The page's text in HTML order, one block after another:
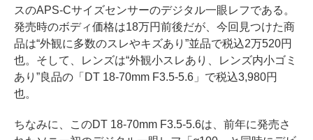
スのAPS-Cサイズセンサーのデジタル一眼レフである。
発売時のボディ価格は18万円前後だが、今回見つけた商
品は“外観に多数のスレやキズあり”並品で税込2万520円
也。そして、レンズは“外観小スレあり、レンズ内小ゴミ
あり”良品の「DT 18-70mm F3.5-5.6」で税込3,980円
也。
ちなみに、このDT 18-70mm F3.5-5.6は、前年に発売さ